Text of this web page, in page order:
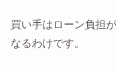
買い手はローン負担
なるわけです。